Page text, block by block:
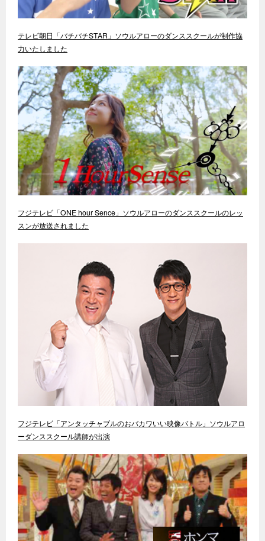
テレビ朝日「バチバチSTAR」ソウルアローのダンススクールが制作協
力いたしました
フジテレビ「ONE hour Sence」ソウルアローのダンススクールのレッ
スンが放送されました
フジテレビ「アンタッチャブルのおバカワいい映像バトル」ソウルアロ
ーダンススクール講師が出演